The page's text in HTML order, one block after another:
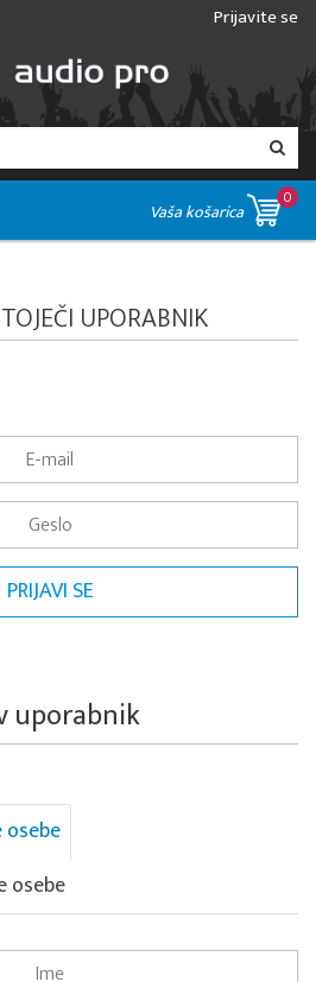
Prijavite se
Vaša košarica
0
UPORABNIK
uporabnik
osebe
osebe